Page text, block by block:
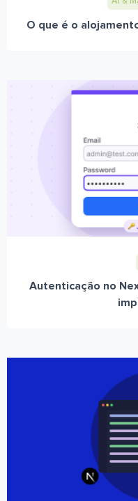
O que é o
Autenticação no